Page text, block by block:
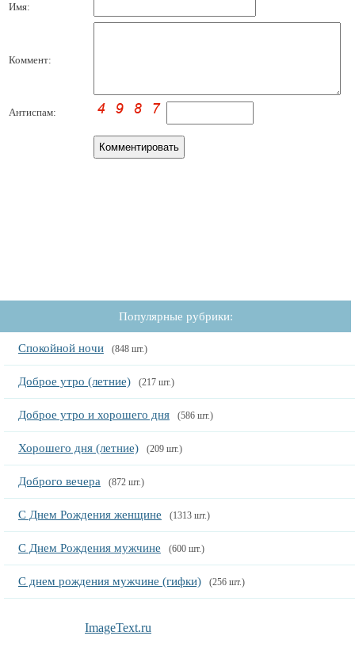
Имя:
Коммент:
Антиспам:
Популярные рубрики:
Спокойной ночи (848 шт.)
Доброе утро (летние) (217 шт.)
Доброе утро и хорошего дня (586 шт.)
Хорошего дня (летние) (209 шт.)
Доброго вечера (872 шт.)
С Днем Рождения женщине (1313 шт.)
С Днем Рождения мужчине (600 шт.)
С днем рождения мужчине (гифки) (256 шт.)
ImageText.ru